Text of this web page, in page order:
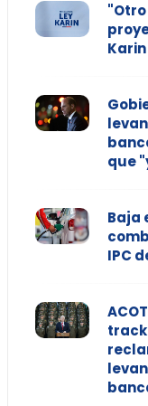
Karin
que
Baja
IPC